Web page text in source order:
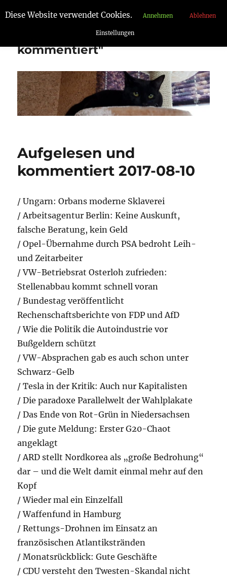
"Aufgelesen und
kommentiert"
Aufgelesen und
kommentiert 2017-08-10
/ Ungarn: Orbans moderne Sklaverei
/ Arbeitsagentur Berlin: Keine Auskunft,
falsche Beratung, kein Geld
/ Opel-Übernahme durch PSA bedroht Leih-
und Zeitarbeiter
/ VW-Betriebsrat Osterloh zufrieden:
Stellenabbau kommt schnell voran
/ Bundestag veröffentlicht
Rechenschaftsberichte von FDP und AfD
/ Wie die Politik die Autoindustrie vor
Bußgeldern schützt
/ VW-Absprachen gab es auch schon unter
Schwarz-Gelb
/ Tesla in der Kritik: Auch nur Kapitalisten
/ Die paradoxe Parallelwelt der Wahlplakate
/ Das Ende von Rot-Grün in Niedersachsen
/ Die gute Meldung: Erster G20-Chaot
angeklagt
/ ARD stellt Nordkorea als „große Bedrohung“
dar – und die Welt damit einmal mehr auf den
Kopf
/ Wieder mal ein Einzelfall
/ Waffenfund in Hamburg
/ Rettungs-Drohnen im Einsatz an
französischen Atlantikstränden
/ Monatsrückblick: Gute Geschäfte
/ CDU versteht den Twesten-Skandal nicht
Diese Website verwendet Cookies. Annehmen Ablehnen
Einstellungen